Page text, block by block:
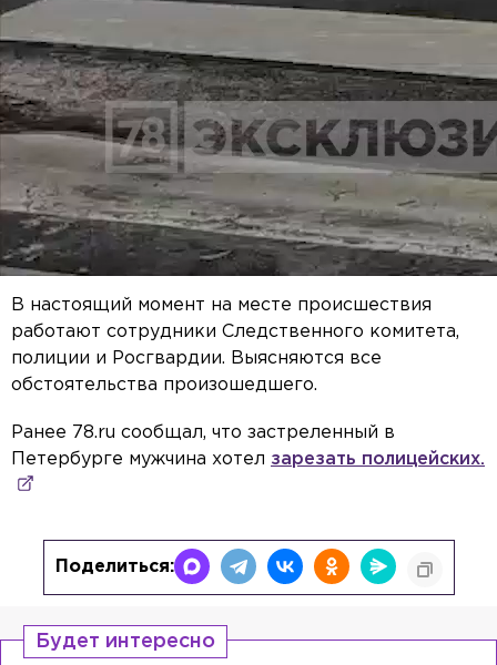
В настоящий момент на месте происшествия
работают сотрудники Следственного комитета,
полиции и Росгвардии. Выясняются все
обстоятельства произошедшего.
Ранее 78.ru сообщал, что застреленный в
Петербурге мужчина хотел зарезать полицейских.
Поделиться:
Будет интересно